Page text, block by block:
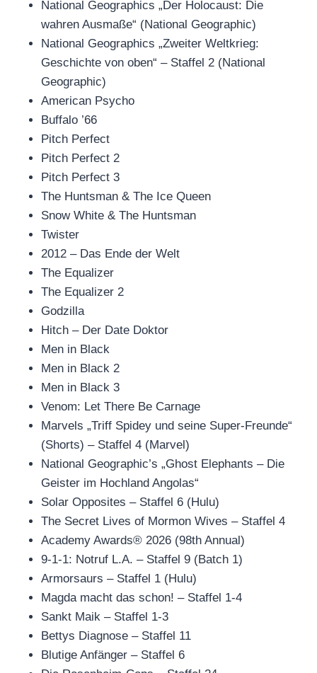
National Geographics „Der Holocaust: Die
wahren Ausmaße“ (National Geographic)
National Geographics „Zweiter Weltkrieg:
Geschichte von oben“ – Staffel 2 (National
Geographic)
American Psycho
Buffalo ’66
Pitch Perfect
Pitch Perfect 2
Pitch Perfect 3
The Huntsman & The Ice Queen
Snow White & The Huntsman
Twister
2012 – Das Ende der Welt
The Equalizer
The Equalizer 2
Godzilla
Hitch – Der Date Doktor
Men in Black
Men in Black 2
Men in Black 3
Venom: Let There Be Carnage
Marvels „Triff Spidey und seine Super-Freunde“
(Shorts) – Staffel 4 (Marvel)
National Geographic’s „Ghost Elephants – Die
Geister im Hochland Angolas“
Solar Opposites – Staffel 6 (Hulu)
The Secret Lives of Mormon Wives – Staffel 4
Academy Awards® 2026 (98th Annual)
9-1-1: Notruf L.A. – Staffel 9 (Batch 1)
Armorsaurs – Staffel 1 (Hulu)
Magda macht das schon! – Staffel 1-4
Sankt Maik – Staffel 1-3
Bettys Diagnose – Staffel 11
Blutige Anfänger – Staffel 6